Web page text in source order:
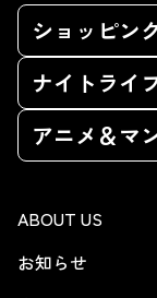
ショッピン
ナイトライ
アニメ＆マ
ABOUT US
お知らせ